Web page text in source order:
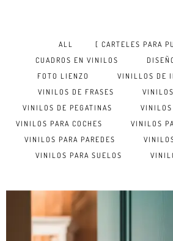
ALL
CARTELES PARA
CUADROS EN VINILOS
FOTO LIENZO
VINILLOS DE
VINILOS DE FRASES
VINILOS DE PEGATINAS
VINILOS
VINILOS PARA COCHES
VINILOS
VINILOS PARA PAREDES
VINILOS PARA SUELOS